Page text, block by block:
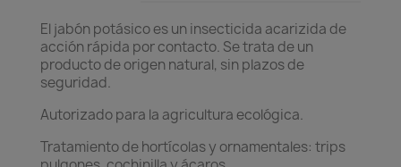
El jabón potásico es un insecticida acarizida de
acción rápida por contacto. Se trata de un
producto de origen natural, sin plazos de
seguridad.
Autorizado para la agricultura ecológica.
Tratamiento de hortícolas y ornamentales: trips